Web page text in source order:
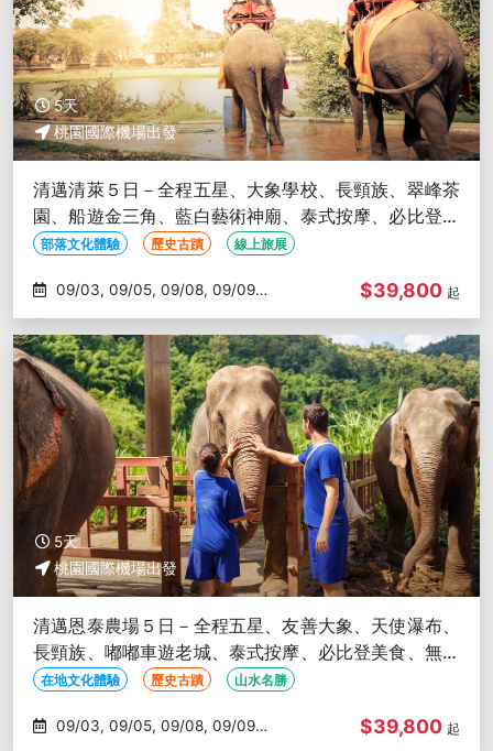
5天
桃園國際機場出發
清邁清萊５日－全程五星、大象學校、長頸族、翠峰茶
園、船遊金三角、藍白藝術神廟、泰式按摩、必比登美
食、無購物
部落文化體驗 歷史古蹟 線上旅展
09/10
$39,800 起
5天
桃園國際機場出發
清邁恩泰農場５日－全程五星、友善大象、天使瀑布、
長頸族、嘟嘟車遊老城、泰式按摩、必比登美食、無購
物在地文化體驗 歷史古蹟 山水名勝
$39,800 起